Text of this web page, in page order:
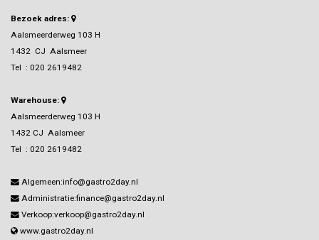
Bezoek adres:
Aalsmeerderweg 103 H
1432 CJ Aalsmeer
Tel : 020 2619482
Warehouse:
Aalsmeerderweg 103 H
1432 CJ Aalsmeer
Tel : 020 2619482
Algemeen:info@gastro2day.nl
Administratie:finance@gastro2day.nl
Verkoop:verkoop@gastro2day.nl
www.gastro2day.nl